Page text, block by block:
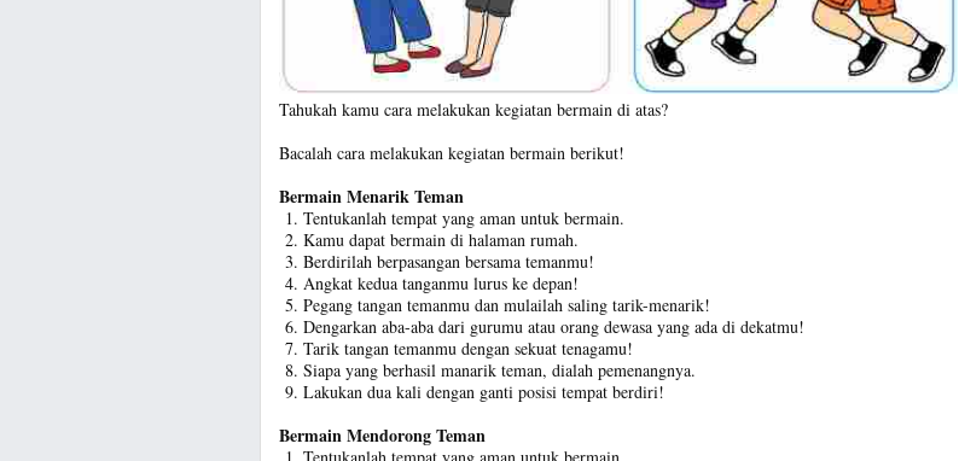
Tahukah kamu cara melakukan kegiatan bermain di atas?
Bacalah cara melakukan kegiatan bermain berikut!
Bermain Menarik Teman
Tentukanlah tempat yang aman untuk bermain.
Kamu dapat bermain di halaman rumah.
Berdirilah berpasangan bersama temanmu!
Angkat kedua tanganmu lurus ke depan!
Pegang tangan temanmu dan mulailah saling tarik-menarik!
Dengarkan aba-aba dari gurumu atau orang dewasa yang ada di dekatmu!
Tarik tangan temanmu dengan sekuat tenagamu!
Siapa yang berhasil manarik teman, dialah pemenangnya.
Lakukan dua kali dengan ganti posisi tempat berdiri!
Bermain Mendorong Teman
Tentukanlah tempat yang aman untuk bermain.